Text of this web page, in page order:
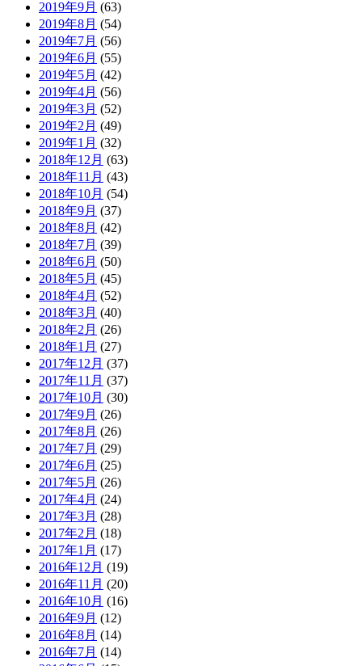
2019年9月 (63)
2019年8月 (54)
2019年7月 (56)
2019年6月 (55)
2019年5月 (42)
2019年4月 (56)
2019年3月 (52)
2019年2月 (49)
2019年1月 (32)
2018年12月 (63)
2018年11月 (43)
2018年10月 (54)
2018年9月 (37)
2018年8月 (42)
2018年7月 (39)
2018年6月 (50)
2018年5月 (45)
2018年4月 (52)
2018年3月 (40)
2018年2月 (26)
2018年1月 (27)
2017年12月 (37)
2017年11月 (37)
2017年10月 (30)
2017年9月 (26)
2017年8月 (26)
2017年7月 (29)
2017年6月 (25)
2017年5月 (26)
2017年4月 (24)
2017年3月 (28)
2017年2月 (18)
2017年1月 (17)
2016年12月 (19)
2016年11月 (20)
2016年10月 (16)
2016年9月 (12)
2016年8月 (14)
2016年7月 (14)